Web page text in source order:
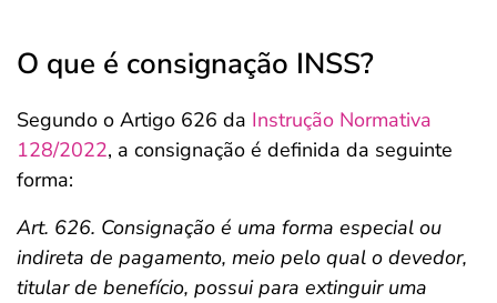
O que é consignação INSS?
Segundo o Artigo 626 da Instrução Normativa
128/2022, a consignação é definida da seguinte
forma:
Art. 626. Consignação é uma forma especial ou
indireta de pagamento, meio pelo qual o devedor,
titular de benefício, possui para extinguir uma